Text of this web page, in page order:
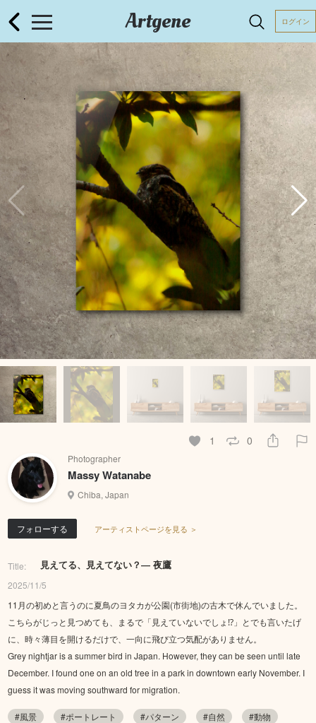
Artgene ログイン
1 0
Photographer
Massy Watanabe
Chiba, Japan
フォローする アーティストページを見る ＞
Title: 見えてる、見えてない？― 夜鷹
2025/11/5
11月の初めと言うのに夏鳥のヨタカが公園(市街地)の古木で休んでいました。
こちらがじっと見つめても、まるで「見えていないでしょ⁉」とでも言いたげ
に、時々薄目を開けるだけで、一向に飛び立つ気配がありません。
Grey nightjar is a summer bird in Japan. However, they can be seen until late
December. I found one on an old tree in a park in downtown early November. I
guess it was moving southward for migration.
#風景 #ポートレート #パターン #自然
#動物